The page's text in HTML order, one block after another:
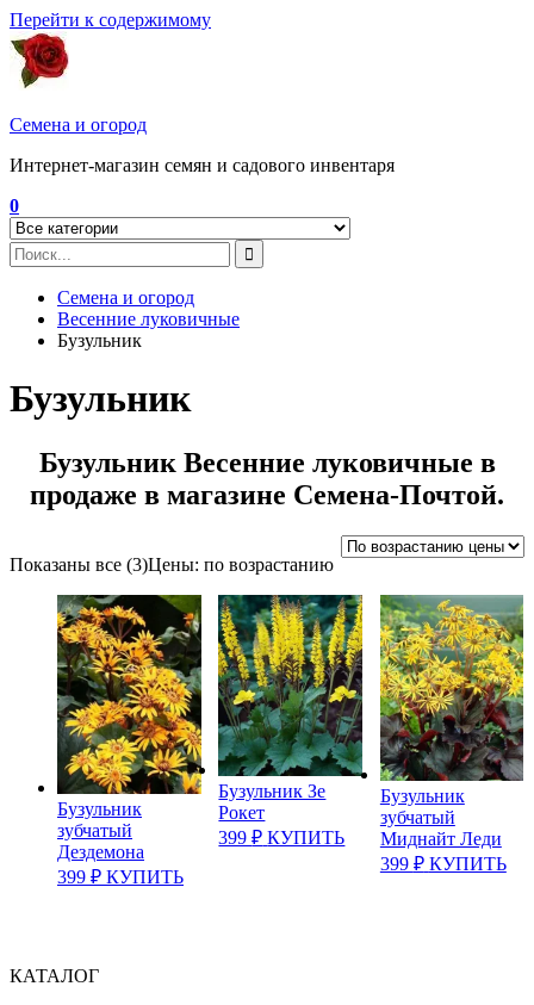
Перейти к содержимому
Семена и огород
Интернет-магазин семян и садового инвентаря
0
Семена и огород
Весенние луковичные
Бузульник
Бузульник
Бузульник Весенние луковичные в
продаже в магазине Семена-Почтой.
Показаны все (3)Цены: по возрастанию
Бузульник
зубчатый
Дездемона
399 ₽ КУПИТЬ
Бузульник Зе
Рокет
399₽ КУПИТЬ
Бузульник
зубчатый
Миднайт Леди
399 ₽ КУПИТЬ
КАТАЛОГ